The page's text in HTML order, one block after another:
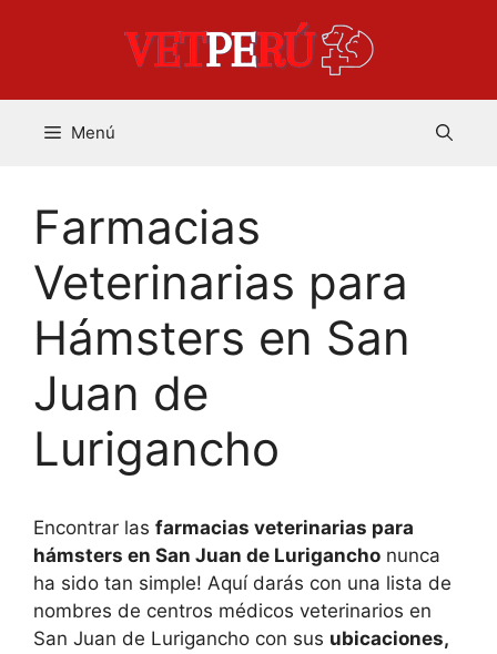
Menú
Farmacias
Veterinarias para
Hámsters en San
Juan de
Lurigancho
Encontrar las farmacias veterinarias para
hámsters en San Juan de Lurigancho nunca
ha sido tan simple! Aquí darás con una lista de
nombres de centros médicos veterinarios en
San Juan de Lurigancho con sus ubicaciones,